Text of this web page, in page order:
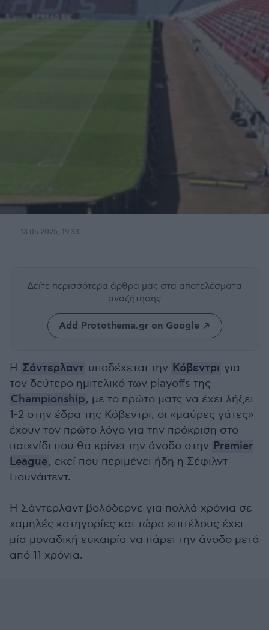
13.05.2025, 19:33
Δείτε περισσότερα άρθρα μας στα αποτελέσματα
αναζήτησης
Add Protothema.gr on Google
Η Σάντερλαντ υποδέχεται την Κόβεντρι για
τον δεύτερο ημιτελικό των playoffs της
Championship, με το πρώτο ματς να έχει λήξει
1-2 στην έδρα της Κόβεντρι, οι «μαύρες γάτες»
έχουν τον πρώτο λόγο για την πρόκριση στο
παιχνίδι που θα κρίνει την άνοδο στην Premier
League, εκεί που περιμένει ήδη η Σέφιλντ
Γιουνάιτεντ.
Η Σάντερλαντ βολόδερνε για πολλά χρόνια σε
χαμηλές κατηγορίες και τώρα επιτέλους έχει
μία μοναδική ευκαιρία να πάρει την άνοδο μετά
από 11 χρόνια.